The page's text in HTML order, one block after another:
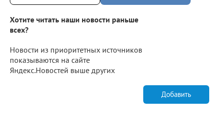
Хотите читать наши новости раньше
всех?
Новости из приоритетных источников
показываются на сайте
Яндекс.Новостей выше других
Добавить